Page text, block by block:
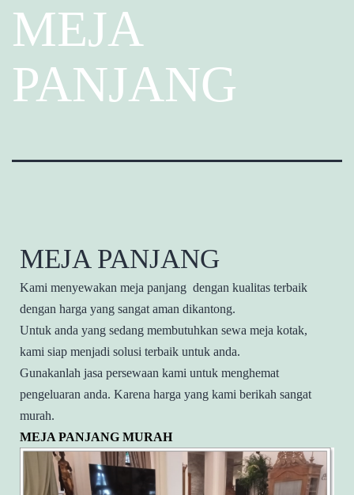
MEJA
PANJANG
MEJA PANJANG
Kami menyewakan meja panjang dengan kualitas terbaik
dengan harga yang sangat aman dikantong.
Untuk anda yang sedang membutuhkan sewa meja kotak,
kami siap menjadi solusi terbaik untuk anda.
Gunakanlah jasa persewaan kami untuk menghemat
pengeluaran anda. Karena harga yang kami berikah sangat
murah.
MEJA PANJANG MURAH